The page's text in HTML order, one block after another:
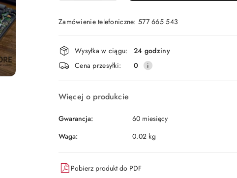
Zamówienie telefoniczne: 577 665 543
Dostępność
i
dostawa
Wysyłka w ciągu:
24 godziny
Cena przesyłki:
0
Więcej o produkcie
Gwarancja:
60 miesięcy
Waga:
0.02 kg
Pobierz produkt do PDF